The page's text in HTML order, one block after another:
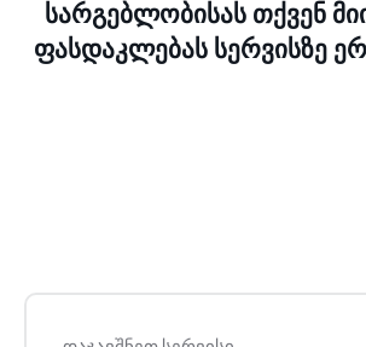
სარგებლობისას თქვენ
ფასდაკლებას სერვისზე